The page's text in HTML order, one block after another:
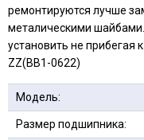
ремонтируются лучше
металическими
установить не прибегая
ZZ(BB1-0622)
Модель:
Размер подшипника: